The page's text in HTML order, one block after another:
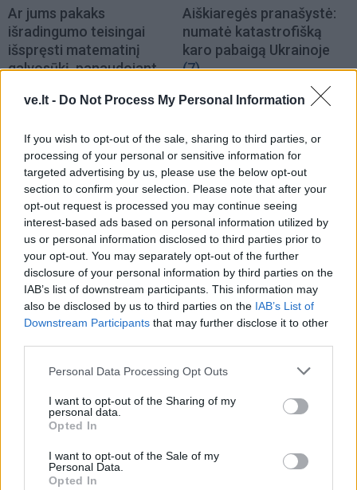
ve.lt - Do Not Process My Personal Information
If you wish to opt-out of the sale, sharing to third parties, or
processing of your personal or sensitive information for
targeted advertising by us, please use the below opt-out
section to confirm your selection. Please note that after your
opt-out request is processed you may continue seeing
interest-based ads based on personal information utilized by
us or personal information disclosed to third parties prior to
your opt-out. You may separately opt-out of the further
disclosure of your personal information by third parties on the
IAB’s list of downstream participants. This information may
also be disclosed by us to third parties on the IAB’s List of
Downstream Participants that may further disclose it to other
Personal Data Processing Opt Outs
I want to opt-out of the Sharing of my
personal data.
Opted In
I want to opt-out of the Sale of my
Personal Data.
Opted In
Ar jums pakaks
išradingumo teisingai
išspręsti matematinį
galvosūkį, panaudojant
Aiškiaregės pranašystė:
numatė katastrofišką
karo pabaigą Ukrainoje
(7)
Laisvalaikis
Apskaičiuokite savo
likimo skaičių:
numerologai atskleidė,
kurioms datoms
pranašaujami turtai ir
Laisvalaikis
Rugpjūčio 6-ąją vardo
dieną švenčia
Laisvalaikis